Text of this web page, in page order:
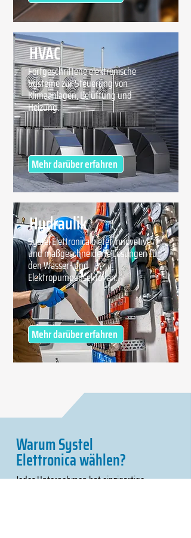
HVAC
Fortgeschrittene elektronische
Systeme zur Steuerung von
Klimaanlagen, Belüftung und
Heizung.
Mehr darüber erfahren
Hydraulik
Systel Elettronica bietet innovative
und maßgeschneiderte Lösungen für
den Wasser- und
Elektropumpensektor an.
Mehr darüber erfahren
Warum Systel
Elettronica wählen?
Jedes Unternehmen hat einzigartige